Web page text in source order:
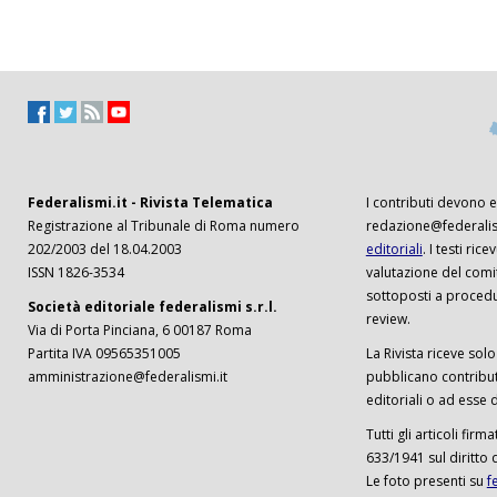
Federalismi.it - Rivista Telematica
Registrazione al Tribunale di Roma numero
202/2003 del 18.04.2003
ISSN 1826-3534
Società editoriale federalismi s.r.l.
Via di Porta Pinciana, 6 00187 Roma
Partita IVA 09565351005
amministrazione@federalismi.it
I contributi devono
editoriali. I testi
valutazione del
sottoposti a
review.
La Rivista riceve
pubblicano
editoriali o ad esse
Tutti gli articoli
633/1941 sul diritto
Le foto presenti su